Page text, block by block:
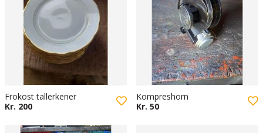
Frokost tallerkener
Kr. 200
Kompreshorn
Kr. 50